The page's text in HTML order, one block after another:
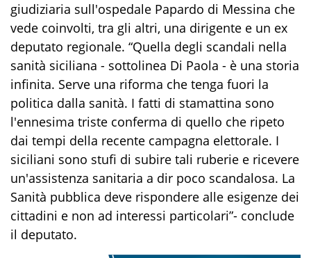
giudiziaria sull'ospedale Papardo di Messina che
vede coinvolti, tra gli altri, una dirigente e un ex
deputato regionale. “Quella degli scandali nella
sanità siciliana - sottolinea Di Paola - è una storia
infinita. Serve una riforma che tenga fuori la
politica dalla sanità. I fatti di stamattina sono
l'ennesima triste conferma di quello che ripeto
dai tempi della recente campagna elettorale. I
siciliani sono stufi di subire tali ruberie e ricevere
un'assistenza sanitaria a dir poco scandalosa. La
Sanità pubblica deve rispondere alle esigenze dei
cittadini e non ad interessi particolari”- conclude
il deputato.